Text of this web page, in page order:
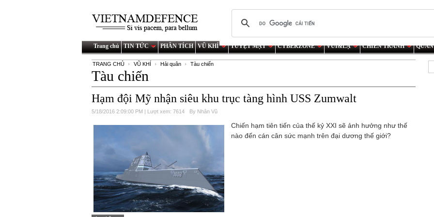
Trang chủ TIN TỨC PHÂN TÍCH VŨ KHÍ TUYỆT MẬT CYBERZONE VUI&LẠ CHIẾN TRANH
TRANG CHỦ VŨ KHÍ Hải quân Tàu chiến
Tàu chiến
Hạm đội Mỹ nhận siêu khu trục tàng hình USS Zumwalt
5/18/2016 2:09:00 PM | Lượt xem: 7614 By Nhân Vũ
Chiến hạm tiên tiến của thế kỷ XXI sẽ ảnh hưởng như thế
nào đến cán cân sức mạnh trên đại dương thế giới?